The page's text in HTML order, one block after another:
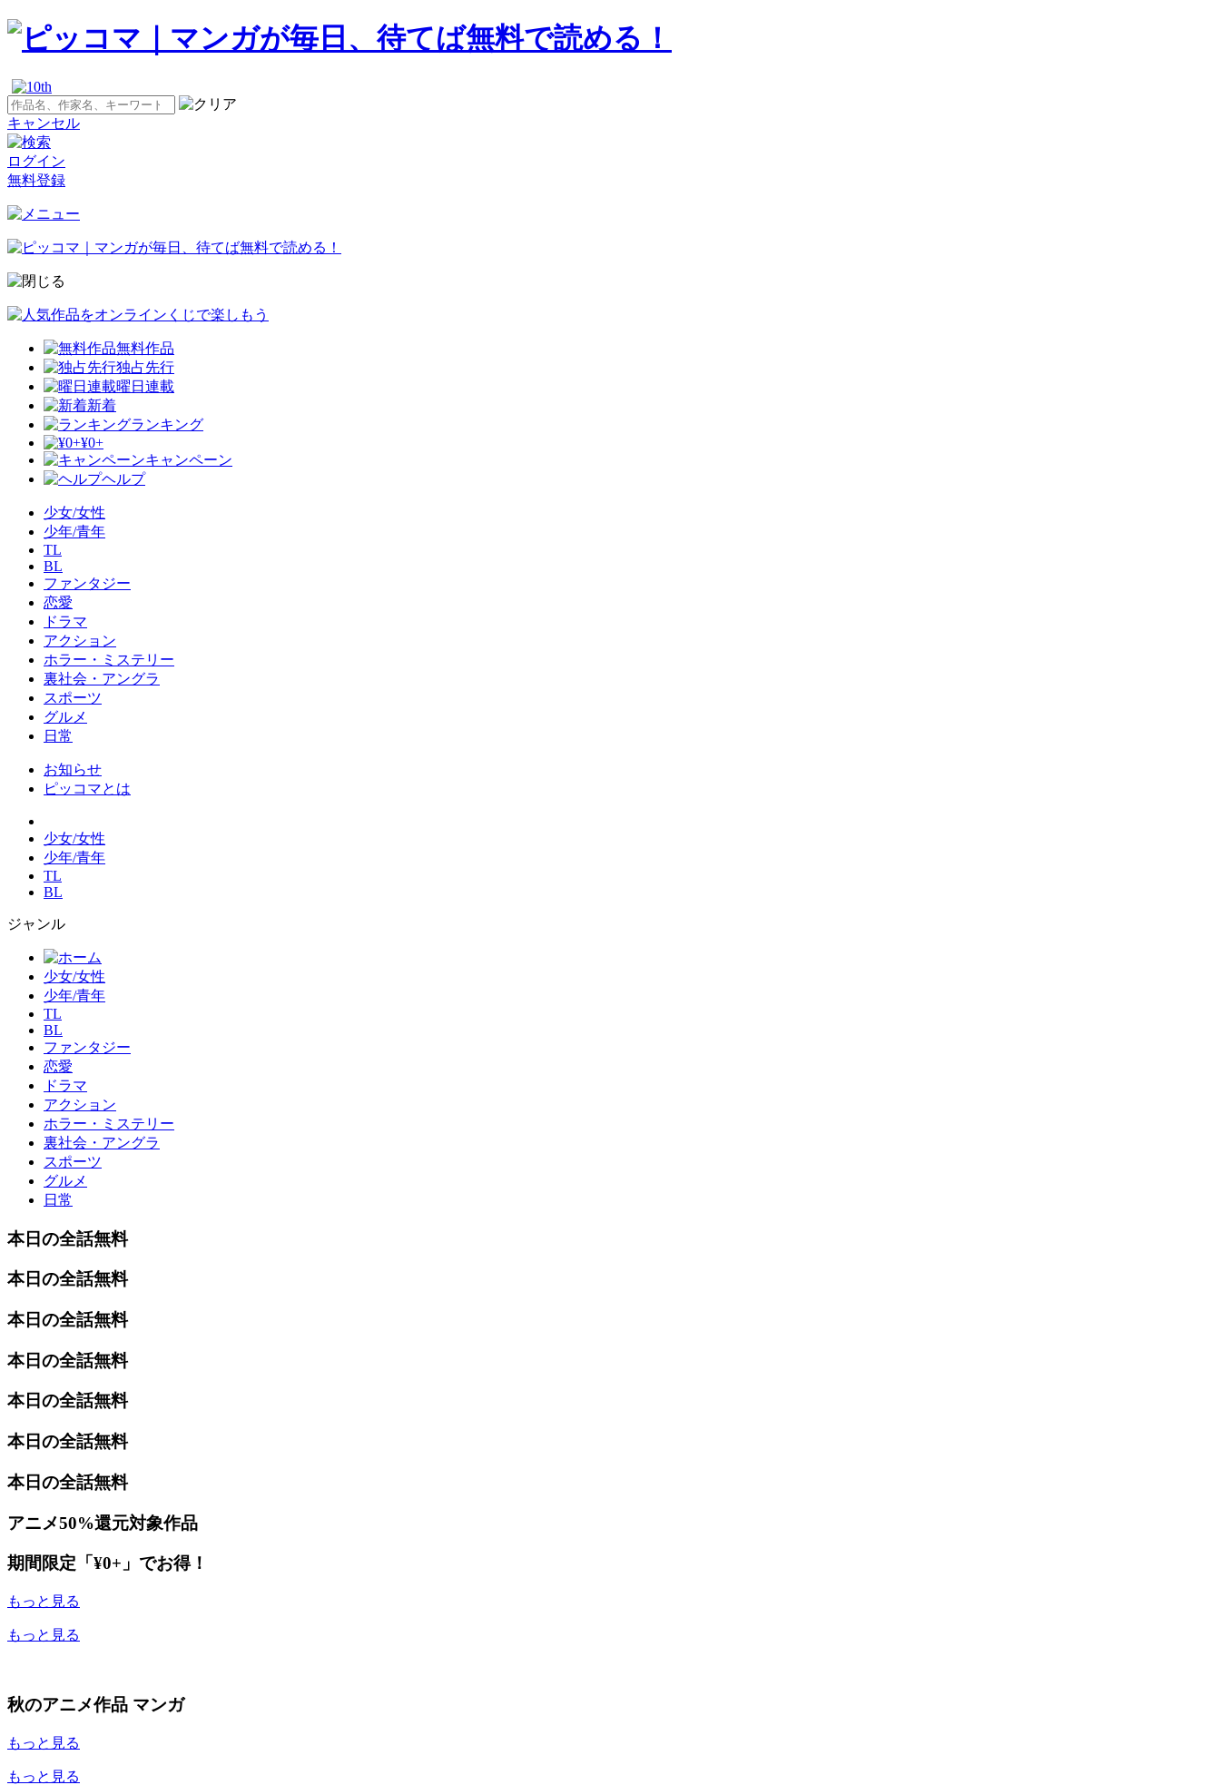
キャンセル
ログイン
無料登録
無料作品
独占先行
曜日連載
新着
ランキング
¥0+
キャンペーン
ヘルプ
少女/女性
少年/青年
TL
BL
ファンタジー
恋愛
ドラマ
アクション
ホラー・ミステリー
裏社会・アングラ
スポーツ
グルメ
日常
お知らせ
ピッコマとは
少女/女性
少年/青年
TL
BL
ジャンル
少女/女性
少年/青年
TL
BL
ファンタジー
恋愛
ドラマ
アクション
ホラー・ミステリー
裏社会・アングラ
スポーツ
グルメ
日常
本日の全話無料
本日の全話無料
本日の全話無料
本日の全話無料
本日の全話無料
本日の全話無料
本日の全話無料
アニメ50%還元対象作品
期間限定「¥0+」でお得！
もっと見る
もっと見る
秋のアニメ作品 マンガ
もっと見る
もっと見る